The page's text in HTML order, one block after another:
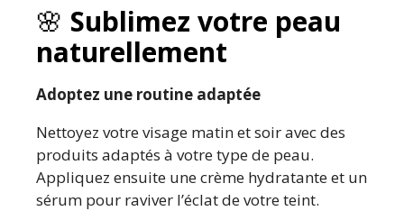
🌸 Sublimez votre peau
naturellement
Adoptez une routine adaptée
Nettoyez votre visage matin et soir avec des
produits adaptés à votre type de peau.
Appliquez ensuite une crème hydratante et un
sérum pour raviver l’éclat de votre teint.